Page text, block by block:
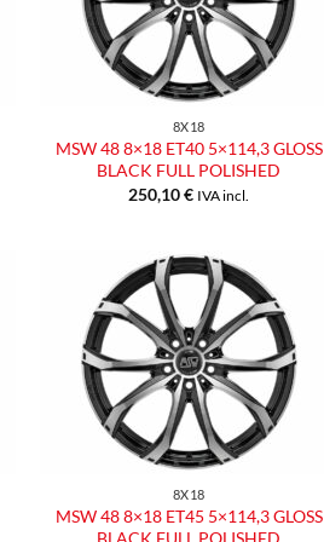
8X18
MSW 48 8×18 ET40 5×114,3 GLOSS
BLACK FULL POLISHED
250,10€ IVA incl.
Aggiungi
alla lista
dei
desideri
8X18
MSW 48 8×18 ET45 5×114,3 GLOSS